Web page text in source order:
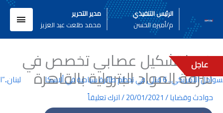
المحتوى
الرئيس التنفيذي
م/أميره الحسن
مدير التحرير
محمد طلعت عبد العزيز
عاجل
6 قتلى في تحطم طائرة سياحية في ألاسكا
ضبط تشكيل عصابي تخصص في
سرقة المواد البترولية بالقاهرة
حوادث وقضايا/
20/01/2021
/اترك تعليقاً